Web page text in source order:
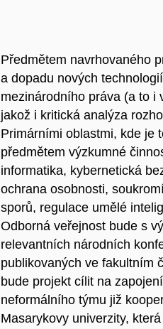
Předmětem navrhovaného
a dopadu nových
mezinárodního práva (a to i
jakož i kritická analýza
Primárními oblastmi, kde je
předmětem výzkumné
informatika, kybernetická
ochrana osobnosti,
sporů, regulace umělé
Odborná veřejnost bude s
relevantních národních
publikovaných ve fakultním
bude projekt cílit na
neformálního týmu již
Masarykovy univerzity,